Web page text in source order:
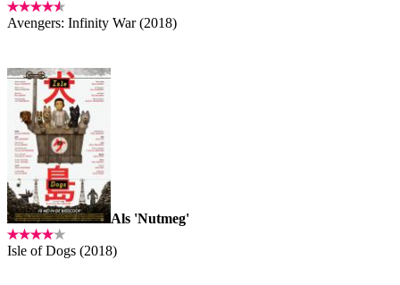
Avengers: Infinity War (2018)
Als 'Nutmeg'
Isle of Dogs (2018)